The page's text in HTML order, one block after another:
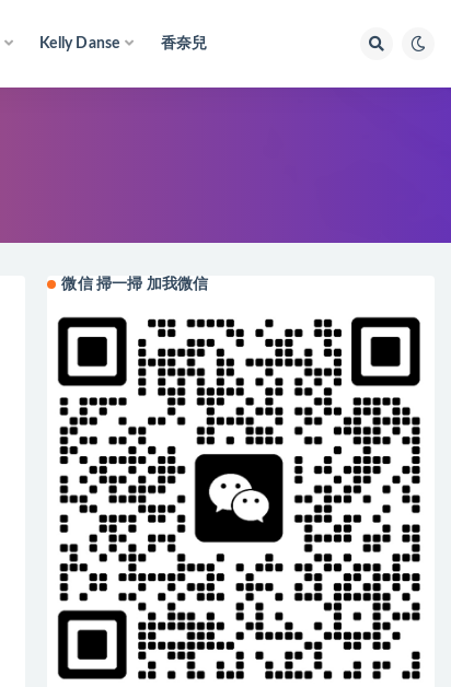
Kelly Danse 香奈兒
微信 掃一掃 加我微信